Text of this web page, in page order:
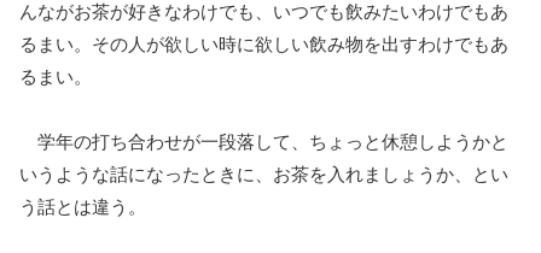
んながお茶が好きなわけでも、いつでも飲みたいわけでもあ
るまい。その人が欲しい時に欲しい飲み物を出すわけでもあ
るまい。
学年の打ち合わせが一段落して、ちょっと休憩しようかと
いうような話になったときに、お茶を入れましょうか、とい
う話とは違う。